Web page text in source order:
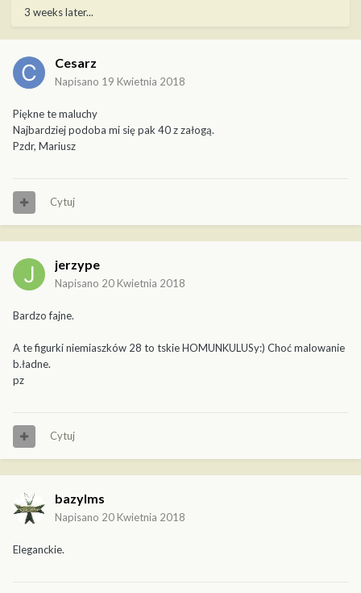
3 weeks later...
Cesarz
Napisano 19 Kwietnia 2018
Piękne te maluchy
Najbardziej podoba mi się pak 40 z załogą.
Pzdr, Mariusz
Cytuj
jerzype
Napisano 20 Kwietnia 2018
Bardzo fajne.
A te figurki niemiaszków 28 to tskie HOMUNKULUSy:) Choć malowanie
b.ładne.
pz
Cytuj
bazylms
Napisano 20 Kwietnia 2018
Eleganckie.